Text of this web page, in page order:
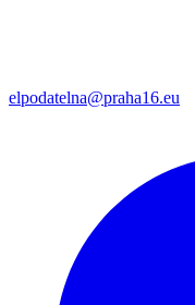
elpodatelna@praha16.eu